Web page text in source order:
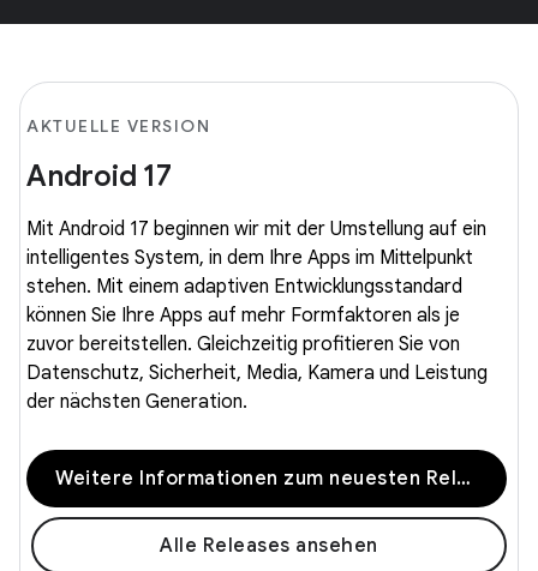
AKTUELLE VERSION
Android 17
Mit Android 17 beginnen wir mit der Umstellung auf ein
intelligentes System, in dem Ihre Apps im Mittelpunkt
stehen. Mit einem adaptiven Entwicklungsstandard
können Sie Ihre Apps auf mehr Formfaktoren als je
zuvor bereitstellen. Gleichzeitig profitieren Sie von
Datenschutz, Sicherheit, Media, Kamera und Leistung
der nächsten Generation.
Weitere Informationen zum neuesten Release
Alle Releases ansehen